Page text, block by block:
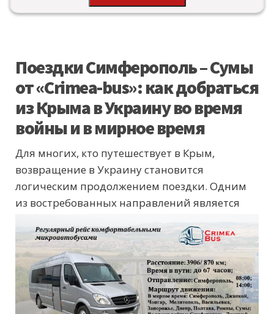
Поездки Симферополь – Сумы
от «Crimea-bus»: как добраться
из Крыма в Украину во время
войны и в мирное время
Для многих, кто путешествует в Крым,
возвращение в Украину становится
логическим продолжением поездки. Одним
из востребованных направлений является